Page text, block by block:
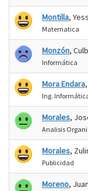
Montilla,
Matematica
Monzón,
Informática
Mora Endara
Ing.
Morales,
Analisis
Morales,
Publicidad
Moreno, Juan